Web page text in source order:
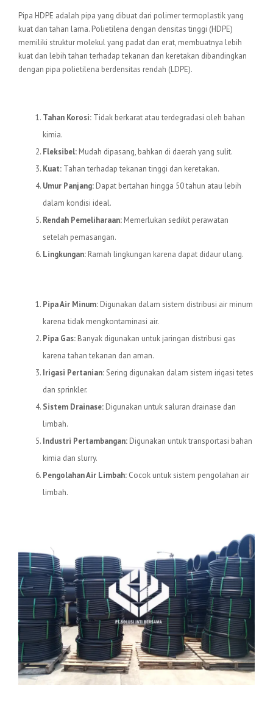
Pipa HDPE adalah pipa yang dibuat dari polimer termoplastik yang
kuat dan tahan lama. Polietilena dengan densitas tinggi (HDPE)
memiliki struktur molekul yang padat dan erat, membuatnya lebih
kuat dan lebih tahan terhadap tekanan dan keretakan dibandingkan
dengan pipa polietilena berdensitas rendah (LDPE).
Tahan Korosi: Tidak berkarat atau terdegradasi oleh bahan
kimia.
Fleksibel: Mudah dipasang, bahkan di daerah yang sulit.
Kuat: Tahan terhadap tekanan tinggi dan keretakan.
Umur Panjang: Dapat bertahan hingga 50 tahun atau lebih
dalam kondisi ideal.
Rendah Pemeliharaan: Memerlukan sedikit perawatan
setelah pemasangan.
Lingkungan: Ramah lingkungan karena dapat didaur ulang.
Pipa Air Minum: Digunakan dalam sistem distribusi air minum
karena tidak mengkontaminasi air.
Pipa Gas: Banyak digunakan untuk jaringan distribusi gas
karena tahan tekanan dan aman.
Irigasi Pertanian:Sering digunakan dalam sistem irigasi tetes
dan sprinkler.
Sistem Drainase: Digunakan untuk saluran drainase dan
limbah.
Industri Pertambangan: Digunakan untuk transportasi bahan
kimia dan slurry.
Pengolahan Air Limbah: Cocok untuk sistem pengolahan air
limbah.